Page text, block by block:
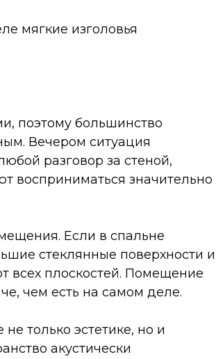
мягкие изголовья
поэтому большинство
Вечером ситуация
разговор за стеной,
восприниматься значительно
Если в спальне
стеклянные поверхности и
всех плоскостей. Помещение
чем есть на самом деле.
только эстетике, но и
акустически